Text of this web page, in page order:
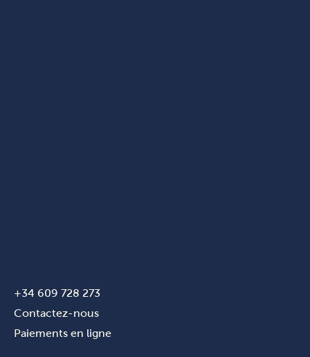
+34 609 728 273
Contactez-nous
Paiements en ligne